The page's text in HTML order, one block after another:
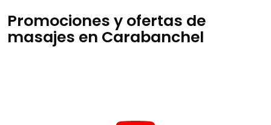
Promociones y ofertas de
masajes en Carabanchel